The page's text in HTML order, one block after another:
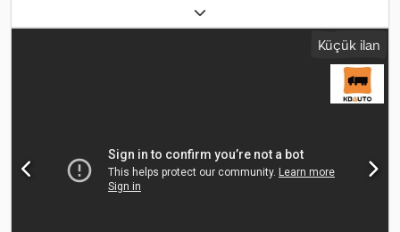
1604YA023 Çalışma saati: 1860 Ağırlık: 4400 kg = Daha fazla bilgi =
Boş ağırlık: 4.400 kg Dodpfxszilc Tj Akvskr Seri numarası:
Küçük ilan